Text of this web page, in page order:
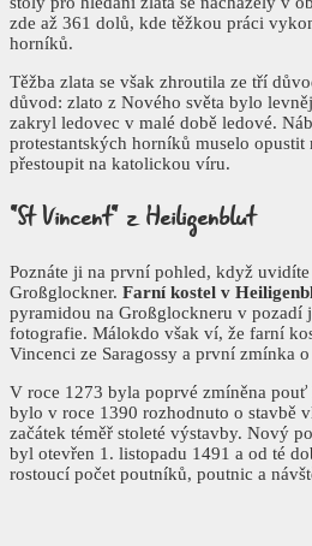
zde až 361 dolů, kde těžkou práci
horníků.
Těžba zlata se však zhroutila ze tří
důvod: zlato z Nového světa bylo
zakryl ledovec v malé době ledové.
protestantských horníků muselo opustit
přestoupit na katolickou víru.
"St Vincent" z Heiligenblut
Poznáte ji na první pohled, když
Großglockner. Farní kostel v
pyramidou na Großglockneru v pozadí
fotografie. Málokdo však ví, že farní
Vincenci ze Saragossy a první zmínka
V roce 1273 byla poprvé zmíněna
bylo v roce 1390 rozhodnuto o stavbě
začátek téměř stoleté výstavby. Nový
byl otevřen 1. listopadu 1491 a od té
rostoucí počet poutníků, poutnic a